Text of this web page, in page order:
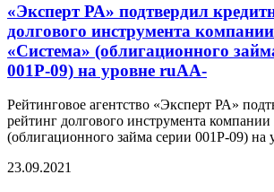
«Эксперт РА» подтвердил
долгового инструмента
«Система» (облигационного
001Р-09) на уровне ruAА-
Рейтинговое агентство «Эксперт РА»
рейтинг долгового инструмента
(облигационного займа серии 001Р-09) на
23.09.2021